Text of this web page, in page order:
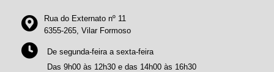
Rua do Externato nº 11
6355-265, Vilar Formoso
De segunda-feira a sexta-feira
Das 9h00 às 12h30 e das 14h00 às 16h30